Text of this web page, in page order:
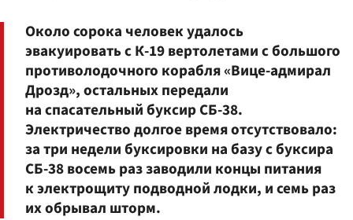
Около сорока человек удалось
эвакуировать с К-19 вертолетами с большого
противолодочного корабля «Вице-адмирал
Дрозд», остальных передали
на спасательный буксир СБ-38.
Электричество долгое время отсутствовало:
за три недели буксировки на базу с буксира
СБ-38 восемь раз заводили концы питания
к электрощиту подводной лодки, и семь раз
их обрывал шторм.